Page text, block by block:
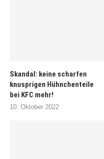
Skandal: keine scharfen
knusprigen Hühnchenteile
bei KFC mehr!
10. Oktober 2022